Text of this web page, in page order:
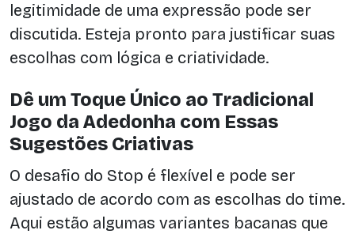
legitimidade de uma expressão pode ser
discutida. Esteja pronto para justificar suas
escolhas com lógica e criatividade.
Dê um Toque Único ao Tradicional
Jogo da Adedonha com Essas
Sugestões Criativas
O desafio do Stop é flexível e pode ser
ajustado de acordo com as escolhas do time.
Aqui estão algumas variantes bacanas que